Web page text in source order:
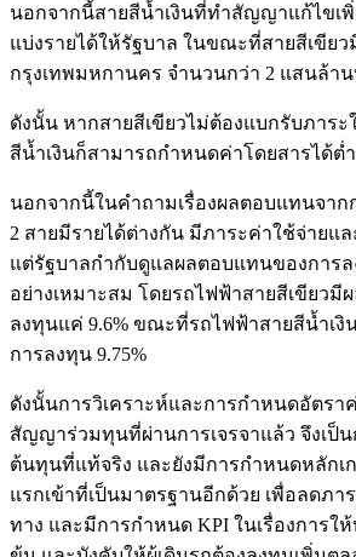
นอกจากนี้สายสีน้ำเงินที่ทำสัญญาแก้ไขเ
แบ่งรายได้ให้รัฐบาล ในขณะที่สายสีเขียว
กรุงเทพมหกานคร จำนวนกว่า 2 แสนล้า
ดังนั้น หากสายสีเขียวไม่ต้องแบกรับภาระ
สีน้ำเงินก็สามารถกำหนดค่าโดยสารได้ต่
นอกจากนี้ในคำถามเรื่องผลตอบแทนจา
2 สายมีรายได้ต่างกัน มีภาระค่าใช้จ่ายแ
แต่รัฐบาลกำกับดูแลผลตอบแทนของการ
อย่างเหมาะสม โดยรถไฟฟ้าสายสีเขียวมี
ลงทุนแค่ 9.6% ขณะที่รถไฟฟ้าสายสีน้ำเ
การลงทุน 9.75%
ดังนั้นการวิเคราะห์และการกำหนดอัตรา
สัญญาร่วมทุนที่ผ่านการเจรจาแล้ว จึงเป็น
ต้นทุนที่แท้จริง และยังมีการกำหนดหลัก
แรกเข้าที่เป็นมาตรฐานอีกด้วย เพื่อลดภา
ทาง และมีการกำหนด KPI ในเรื่องการใ